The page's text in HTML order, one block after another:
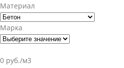
Материал
Марка
0 руб./м3